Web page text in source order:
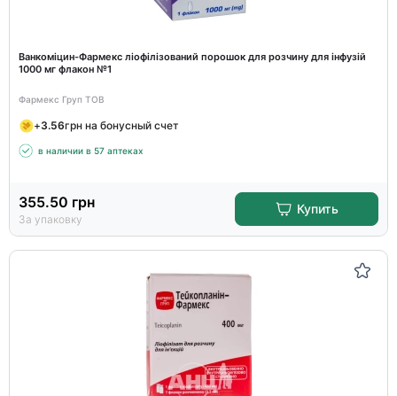
Ванкоміцин-Фармекс ліофілізований порошок для розчину для інфузій
1000 мг флакон №1
Фармекс Груп ТОВ
+3.56грн на бонусный счет
в наличии в 57 аптеках
355.50 грн
За упаковку
Купить